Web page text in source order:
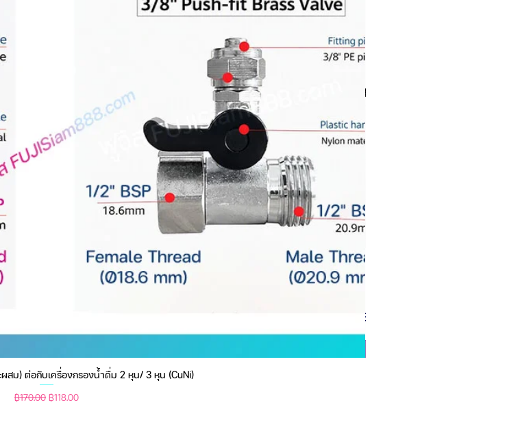
ดูข้อมูลด่วน
สม) ต่อกับเครื่องกรองน้ำดื่ม 2 หุน/ 3 หุน (CuNi)
ราคาปกติ
฿170.00 ราคาขายลด
฿118.00